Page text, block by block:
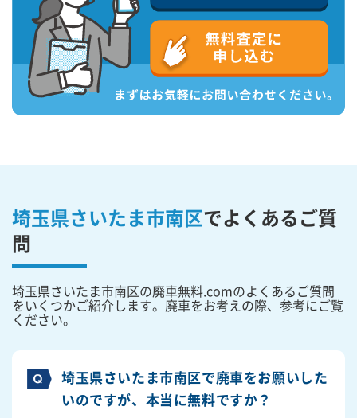
埼玉県さいたま市南区でよくあるご質
問
埼玉県さいたま市南区の廃車無料.comのよくあるご質問
をいくつかご紹介します。廃車をお考えの際、参考にご覧
ください。
埼玉県さいたま市南区で廃車をお願いした
いのですが、本当に無料ですか？